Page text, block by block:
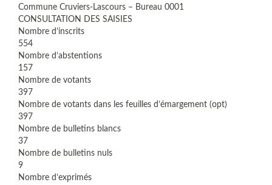
Commune Cruviers-Lascours – Bureau 0001
CONSULTATION DES SAISIES
Nombre d’inscrits
554
Nombre d’abstentions
157
Nombre de votants
397
Nombre de votants dans les feuilles d’émargement (opt)
397
Nombre de bulletins blancs
37
Nombre de bulletins nuls
9
Nombre d’exprimés